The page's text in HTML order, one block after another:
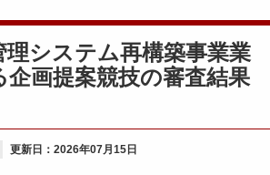
理システム再構築事業業
企画提案競技の審査結果
更新日： 2026年07月15日